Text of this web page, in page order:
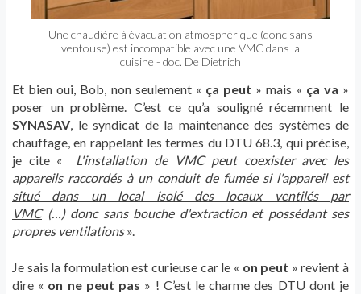
Une chaudière à évacuation atmosphérique (donc sans
ventouse) est incompatible avec une VMC dans la
cuisine - doc. De Dietrich
Et bien oui, Bob, non seulement « ça peut » mais « ça va »
poser un problème. C’est ce qu’a souligné récemment le
SYNASAV, le syndicat de la maintenance des systèmes de
chauffage, en rappelant les termes du DTU 68.3, qui précise,
je cite « L'installation de VMC peut coexister avec les
appareils raccordés à un conduit de fumée si l'appareil est
situé dans un local isolé des locaux ventilés par
VMC(…) donc sans bouche d'extraction et possédant ses
propres ventilations».
Je sais la formulation est curieuse car le « on peut » revient à
dire « on ne peut pas » ! C’est le charme des DTU dont je